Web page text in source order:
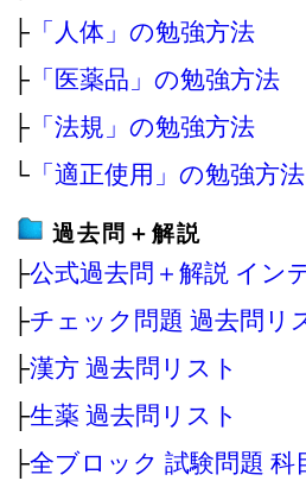
├ 「人体」の勉強方法
├ 「医薬品」の勉強方法
├ 「法規」の勉強方法
└ 「適正使用」の勉強方法
過去問＋解説
├公式過去問＋解説 イン
├チェック問題 過去問リ
├漢方 過去問リスト
├生薬 過去問リスト
├全ブロック 試験問題 科